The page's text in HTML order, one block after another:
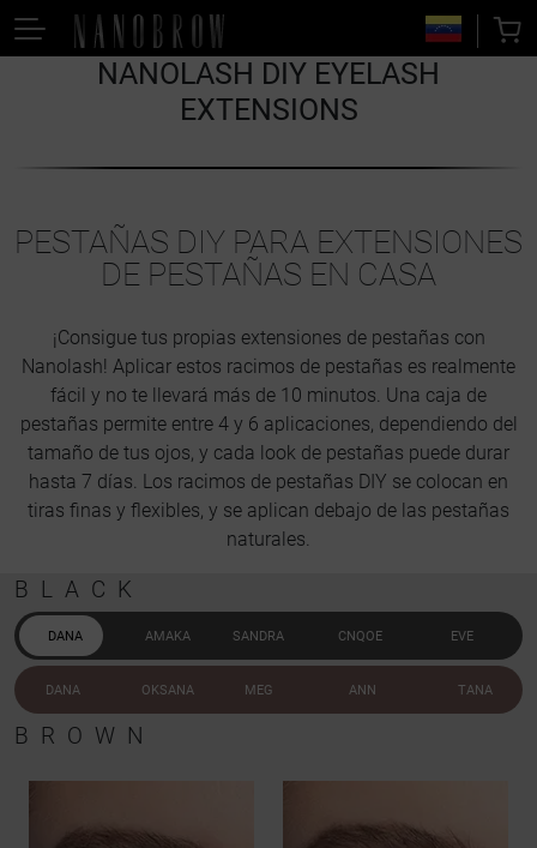
NANOLASH DIY EYELASH
EXTENSIONS
PESTAÑAS DIY PARA EXTENSIONES
DE PESTAÑAS EN CASA
¡Consigue tus propias extensiones de pestañas con
Nanolash! Aplicar estos racimos de pestañas es realmente
fácil y no te llevará más de 10 minutos. Una caja de
pestañas permite entre 4 y 6 aplicaciones, dependiendo del
tamaño de tus ojos, y cada look de pestañas puede durar
hasta 7 días. Los racimos de pestañas DIY se colocan en
tiras finas y flexibles, y se aplican debajo de las pestañas
naturales.
BLACK
DANA AMAKA SANDRA CNQOE EVE
DANA OKSANA MEG ANN TANA
BROWN